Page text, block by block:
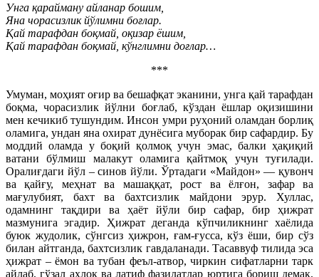
Унга қарайману айланар бошим,
Яна чорасизлик йўлимни боғлар.
Қай тарафдан боқмай, оқизар ёшим,
Қай тарафдан боқмай, кўнглимни доғлар…
***
Умуман, моҳият оғир ва бешафқат эканини, унга қай тарафдан
боқма, чорасизлик йўлни боғлаб, кўздан ёшлар оқизишини
мен кечикиб тушундим. Инсон умри руҳоний оламдан борлиқ
оламига, ундан яна охират дунёсига муборак бир сафардир. Бу
моддий оламда у боқий қолмоқ учун эмас, балки ҳақиқий
ватани бўлмиш малакут оламига қайтмоқ учун туғилади.
Оралиғдаги йўл – синов йўли. Ўртадаги «Майдон» — қувонч
ва қайғу, меҳнат ва машаққат, рост ва ёлғон, зафар ва
мағулубият, бахт ва бахтсизлик майдони эрур. Хуллас,
одамнинг тақдири ва ҳаёт йўли бир сафар, бир ҳижрат
мазмунига эгадир. Ҳижрат деганда кўпчиликнинг хаёлида
буюк жудолик, сўнгсиз ҳижрон, ғам-ғусса, кўз ёши, бир сўз
билан айтганда, бахтсизлик гавдаланади. Тасаввуф тилида эса
ҳижрат – ёмон ва тубан феъл-атвор, чиркин сифатларни тарк
айлаб, гўзал ахлоқ ва латиф фазилатлар юртига бориш демак.